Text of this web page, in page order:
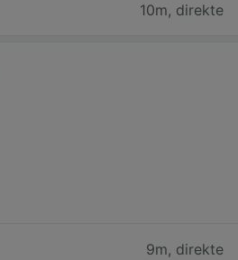
10m, direkte
9m, direkte